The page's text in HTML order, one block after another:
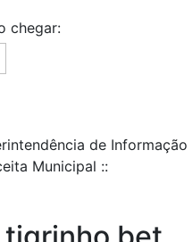
chegar:
de Informação
Municipal ::